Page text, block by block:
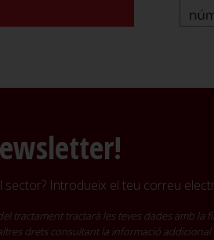
Introdueix el teu correu
del tractament tractarà les teves dades
drets consultant la informació